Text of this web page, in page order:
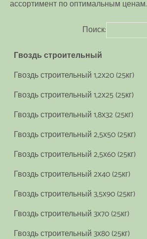
ассортимент по оптимальным ценам.
Поиск:
Гвоздь строительный
Гвоздь строительный 1,2х20 (25кг)
Гвоздь строительный 1,2х25 (25кг)
Гвоздь строительный 1,8х32 (25кг)
Гвоздь строительный 2,5х50 (25кг)
Гвоздь строительный 2,5х60 (25кг)
Гвоздь строительный 2х40 (25кг)
Гвоздь строительный 3,5х90 (25кг)
Гвоздь строительный 3х70 (25кг)
Гвоздь строительный 3х80 (25кг)